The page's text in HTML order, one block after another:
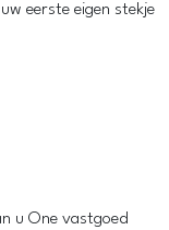
eerste eigen stekje
u One vastgoed